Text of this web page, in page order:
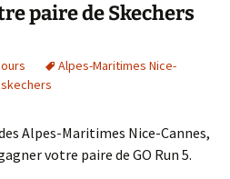
paire de Skechers
Alpes-Maritimes Nice-
skechers
Alpes-Maritimes Nice-Cannes,
votre paire de GO Run 5.